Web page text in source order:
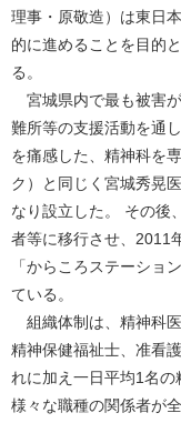
理事・原敬造）は東日
的に進めることを目的
る。
宮城県内で最も被害
難所等の支援活動を通
を痛感した、精神科を
ク）と同じく宮城秀晃
なり設立した。 その後
者等に移行させ、2011
「からころステーショ
ている。
組織体制は、精神科医
精神保健福祉士、准看
れに加え一日平均1名
様々な職種の関係者が